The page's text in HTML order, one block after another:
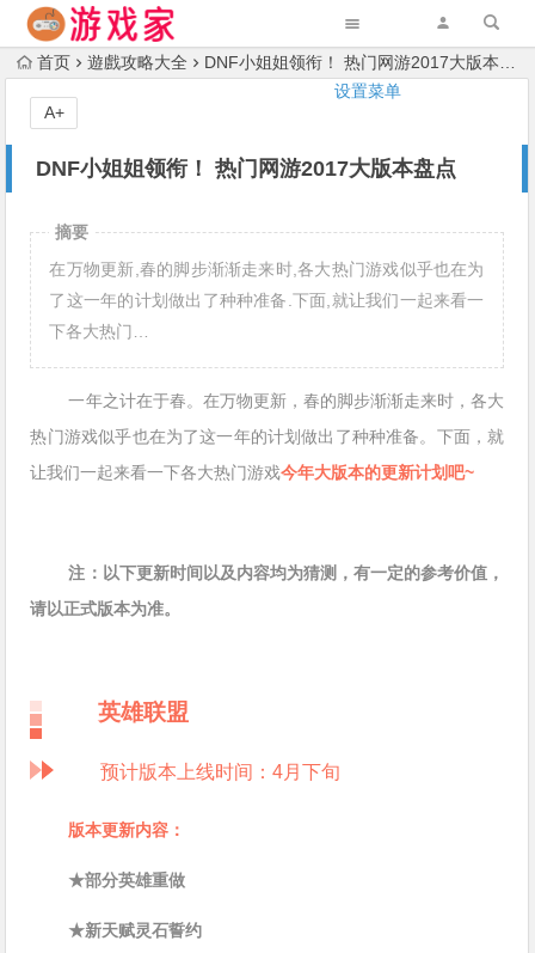
设置菜单
首页 遊戲攻略大全 DNF小姐姐领衔！ 热门网游2017大版本盘点
DNF小姐姐领衔！ 热门网游2017大版本盘点
A+
摘要
在万物更新,春的脚步渐渐走来时,各大热门游戏似乎也在为
了这一年的计划做出了种种准备.下面,就让我们一起来看一
下各大热门…
一年之计在于春。在万物更新，春的脚步渐渐走来时，各大
热门游戏似乎也在为了这一年的计划做出了种种准备。下面，就
让我们一起来看一下各大热门游戏今年大版本的更新计划吧~
注：以下更新时间以及内容均为猜测，有一定的参考价值，
请以正式版本为准。
英雄联盟
预计版本上线时间：4月下旬
版本更新内容：
★部分英雄重做
★新天赋灵石誓约